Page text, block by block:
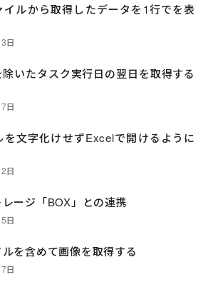
イルから取得したデータを1行でを表
日
いたタスク実行日の翌日を取得する
日
を文字化けせずExcelで開けるように
日
ージ「BOX」との連携
日
を含めて画像を取得する
日